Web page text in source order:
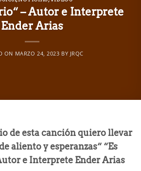
– Autor e Interprete
Ender Arias
ON MARZO 24, 2023 BY JRQC
de esta canción quiero llevar
aliento y esperanzas“ “Es
e Interprete Ender Arias